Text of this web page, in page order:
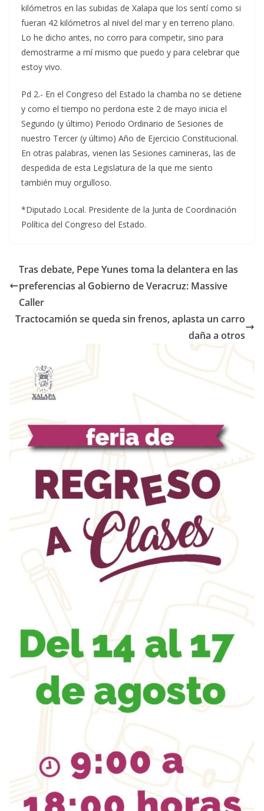
kilómetros en las subidas de Xalapa que los sentí como si
fueran 42 kilómetros al nivel del mar y en terreno plano.
Lo he dicho antes, no corro para competir, sino para
demostrarme a mí mismo que puedo y para celebrar que
estoy vivo.
Pd 2.- En el Congreso del Estado la chamba no se detiene
y como el tiempo no perdona este 2 de mayo inicia el
Segundo (y último) Periodo Ordinario de Sesiones de
nuestro Tercer (y último) Año de Ejercicio Constitucional.
En otras palabras, vienen las Sesiones camineras, las de
despedida de esta Legislatura de la que me siento
también muy orgulloso.
*Diputado Local. Presidente de la Junta de Coordinación
Política del Congreso del Estado.
Tras debate, Pepe Yunes toma la delantera en las
preferencias al Gobierno de Veracruz: Massive
Caller
Tractocamión se queda sin frenos, aplasta un carro
daña a otros